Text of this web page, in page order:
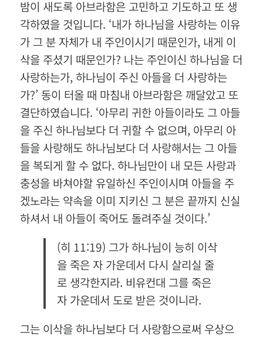
밤이 새도록 아브라함은 고민하고 기도하고 또 생
각하였을 것입니다. ‘내가 하나님을 사랑하는 이유
가 그 분 자체가 내 주인이시기 때문인가, 내게 이
삭을 주셨기 때문인가? 나는 주인이신 하나님을 더
사랑하는가, 하나님이 주신 아들을 더 사랑하는
가?’ 동이 터올 때 마침내 아브라함은 깨달았고 또
결단하였습니다. ‘아무리 귀한 아들이라도 그 아들
을 주신 하나님보다 더 귀할 수 없으며, 아무리 아
들을 사랑해도 하나님보다 더 사랑해서는 그 아들
을 복되게 할 수 없다. 하나님만이 내 모든 사랑과
충성을 바쳐야할 유일하신 주인이시며 아들을 주
겠노라는 약속을 이미 지키신 그 분은 끝까지 신실
하셔서 내 아들이 죽어도 돌려주실 것이다.’
(히 11:19) 그가 하나님이 능히 이삭
을 죽은 자 가운데서 다시 살리실 줄
로 생각한지라. 비유컨대 그를 죽은
자 가운데서 도로 받은 것이니라.
그는 이삭을 하나님보다 더 사랑함으로써 우상으